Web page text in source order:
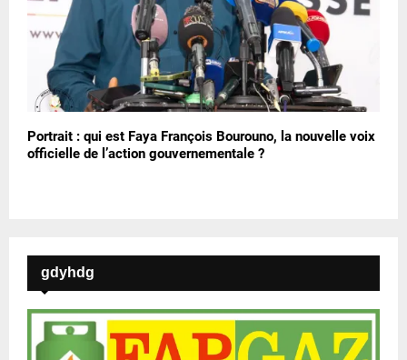
Portrait : qui est Faya François Bourouno, la nouvelle voix
officielle de l’action gouvernementale ?
gdyhdg